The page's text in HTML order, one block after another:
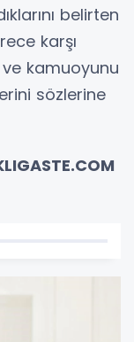
belirten
karşı
kamuoyunu
sözlerine